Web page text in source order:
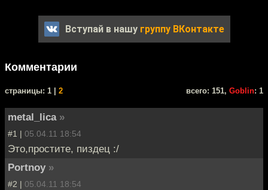
Вступай в нашу группу ВКонтакте
Комментарии
cтраницы: 1 | 2 всего: 151, Goblin: 1
metal_lica »
#1 | 05.04.11 18:54
Это,простите, пиздец :/
Portnoy »
#2 | 05.04.11 18:54